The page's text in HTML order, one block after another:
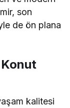
son
de ön plana
kalitesi